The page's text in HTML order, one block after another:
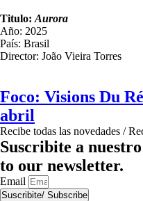
Titulo: Aurora
Año: 2025
País: Brasil
Director: João Vieira Torres
Foco: Visions Du
abril
Recibe todas las novedades /
Suscribite a
to our newsletter.
Email
Suscribite/ Subscribe